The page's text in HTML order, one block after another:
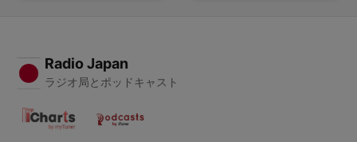
Radio Japan
ラジオ局とポッドキャスト